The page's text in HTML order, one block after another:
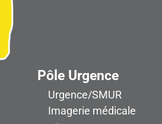
Pôle Urgence
Urgence/SMUR
Imagerie médicale